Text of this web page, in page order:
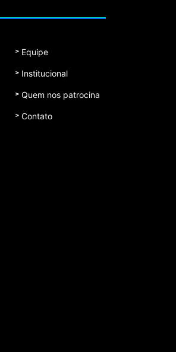
Equipe
Institucional
Quem nos patrocina
Contato